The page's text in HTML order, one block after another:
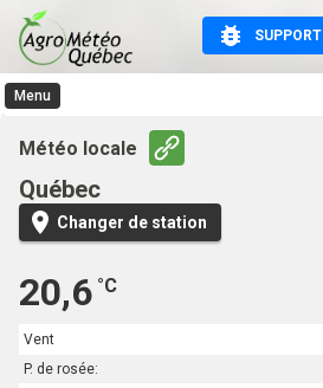
Observations et prévisions
Météo agricole
Atlas agroclimatique
Aide et documentation
SUPPORT
Menu
Météo locale
Québec
Changer de station
20,6 °C
Vent
P. de rosée: